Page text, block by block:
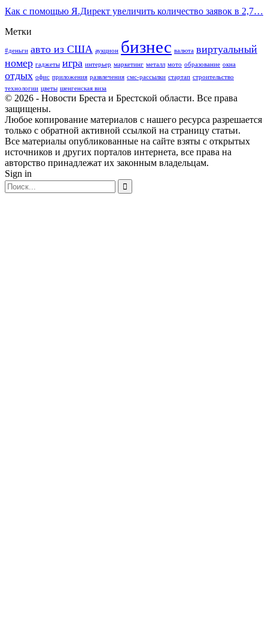
Как с помощью Я.Директ увеличить количество заявок в 2,7…
Метки
#деньги авто из США аукцион бизнес валюта виртуальный
номер гаджеты игра интерьер маркетинг металл мото образование окна
отдых офис приложения развлечения смс-рассылки стартап строительство
технологии цветы шенгенская виза
© 2026 - Новости Бреста и Брестской области. Все права
защищены.
Любое копирование материалов с нашего ресурса разрешается
только с обратной активной ссылкой на страницу статьи.
Все материалы опубликованные на сайте взяты с открытых
источников и других порталов интернета, все права на
авторство принадлежат их законным владельцам.
Sign in